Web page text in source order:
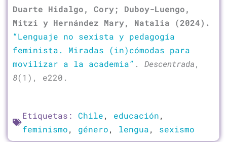
Duarte Hidalgo, Cory; Duboy-Luengo,
Mitzi y Hernández Mary, Natalia (2024).
“Lenguaje no sexista y pedagogía
feminista. Miradas (in)cómodas para
movilizar a la academia” . Descentrada,
8(1), e220.
Etiquetas: Chile, educación,
feminismo, género, lengua, sexismo